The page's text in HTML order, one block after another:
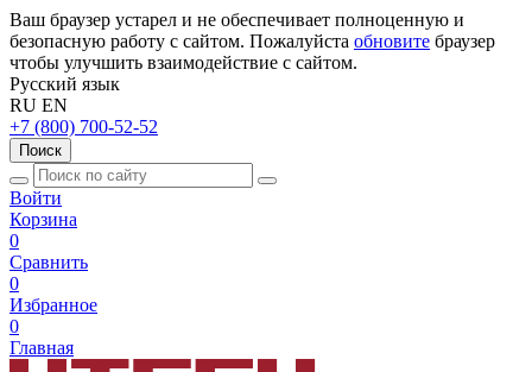
Ваш браузер устарел и не обеспечивает полноценную и
безопасную работу с сайтом. Пожалуйста обновите браузер
чтобы улучшить взаимодействие с сайтом.
Русский язык
RU EN
+7 (800) 700-52-52
Поиск
Войти
Корзина
0
Сравнить
0
Избранное
0
Главная